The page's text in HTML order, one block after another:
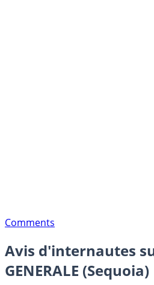
Comments
Avis d'internautes
GENERALE (Sequoia)